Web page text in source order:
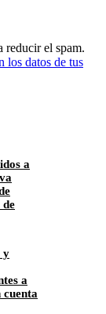
reducir el spam.
los datos de tus
a
de
y
a
cuenta